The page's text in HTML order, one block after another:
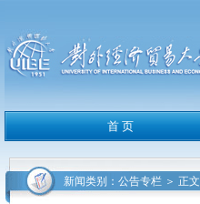
新闻类别：公告专栏 ＞ 正文